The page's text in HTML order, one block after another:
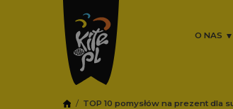
O NAS
TOP 10 pomysłów na prezent dla